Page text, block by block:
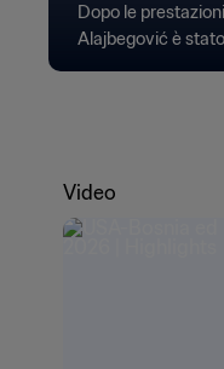
Dopo le
Alajbegović è
Video